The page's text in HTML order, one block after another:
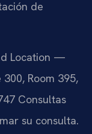
de
Location —
Room 395,
Consultas
su consulta.